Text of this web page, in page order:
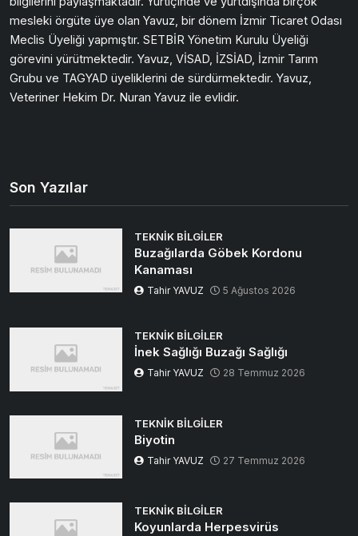
mesleki örgüte üye olan Yavuz, bir dönem İzmir Ticaret Odası
Meclis Üyeliği yapmıştır. SETBİR Yönetim Kurulu Üyeliği
görevini yürütmektedir. Yavuz, VİSAD, İZSİAD, İzmir Tarım
Grubu ve TAGYAD üyeliklerini de sürdürmektedir. Yavuz,
Veteriner Hekim Dr. Nuran Yavuz ile evlidir.
Son Yazılar
TEKNIK BILGILER
Buzağılarda Göbek Kordonu
Kanaması
Tahir YAVUZ 5 Ağustos 2026
TEKNIK BILGILER
İnek Sağlığı Buzağı Sağlığı
Tahir YAVUZ 28 Temmuz 2026
TEKNIK BILGILER
Biyotin
Tahir YAVUZ 27 Temmuz 2026
TEKNIK BILGILER
Koyunlarda Herpesvirüs